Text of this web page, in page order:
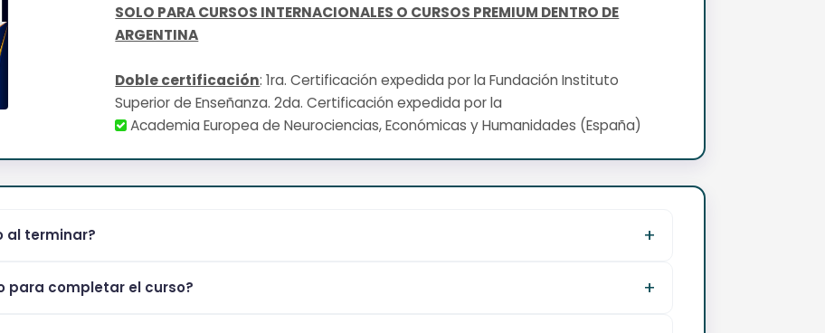
SOLO PARA CURSOS INTERNACIONALES O CURSOS PREMIUM DENTRO DE
ARGENTINA
Doble certificación: 1ra. Certificación expedida por la Fundación Instituto
Superior de Enseñanza. 2da. Certificación expedida por la
Academia Europea de Neurociencias, Económicas y Humanidades (España)
al terminar?
para completar el curso?